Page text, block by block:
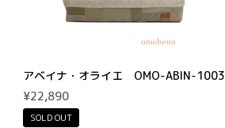
アベイナ・オライエ OMO-ABIN-1003
¥22,890
SOLD OUT